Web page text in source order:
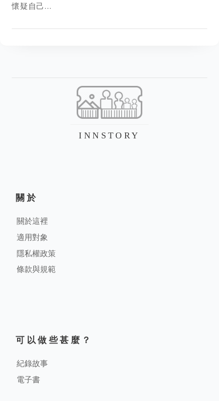
懷疑自己...
INNSTORY
關於
關於這裡
適用對象
隱私權政策
條款與規範
可以做些甚麼？
紀錄故事
電子書